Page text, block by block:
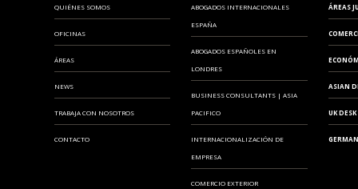
QUIÉNES SOMOS
OFICINAS
ÁREAS
NEWS
TRABAJA CON NOSOTROS
CONTACTO
ABOGADOS INTERNACIONALES
ESPAÑA
ABOGADOS ESPAÑOLES EN
LONDRES
BUSINESS CONSULTANTS | ASIA
PACIFICO
INTERNACIONALIZACIÓN DE
EMPRESA
COMERCIO EXTERIOR
ÁREAS
ASIAN
UK DESK